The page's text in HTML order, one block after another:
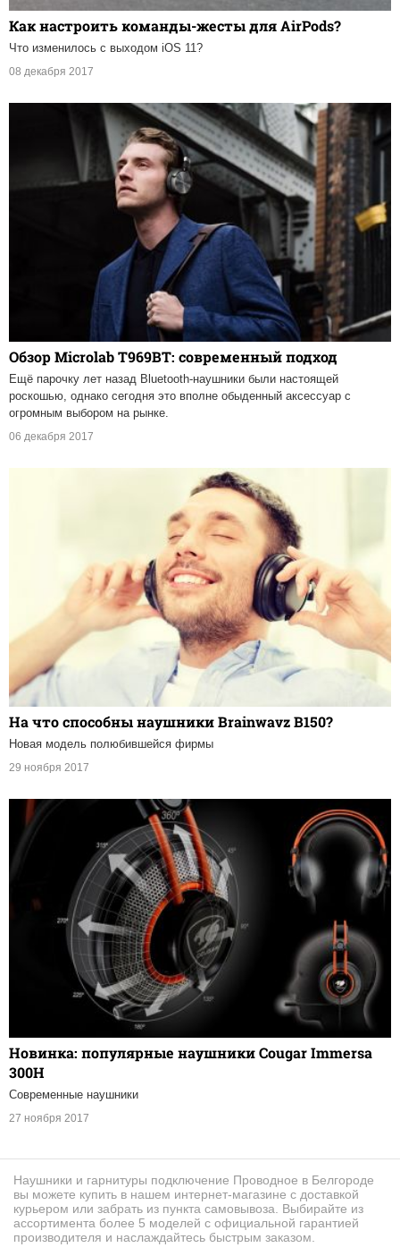
Как настроить команды-жесты для AirPods?
Что изменилось с выходом iOS 11?
08 декабря 2017
Обзор Microlab T969BT: современный подход
Ещё парочку лет назад Bluetooth-наушники были настоящей
роскошью, однако сегодня это вполне обыденный аксессуар с
огромным выбором на рынке.
06 декабря 2017
На что способны наушники Brainwavz B150?
Новая модель полюбившейся фирмы
29 ноября 2017
Новинка: популярные наушники Cougar Immersa
300H
Современные наушники
27 ноября 2017
Наушники и гарнитуры подключение Проводное в Белгороде
вы можете купить в нашем интернет-магазине с доставкой
курьером или забрать из пункта самовывоза. Выбирайте из
ассортимента более 5 моделей с официальной гарантией
производителя и наслаждайтесь быстрым заказом.